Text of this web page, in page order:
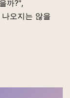
까?",
오지는 않을